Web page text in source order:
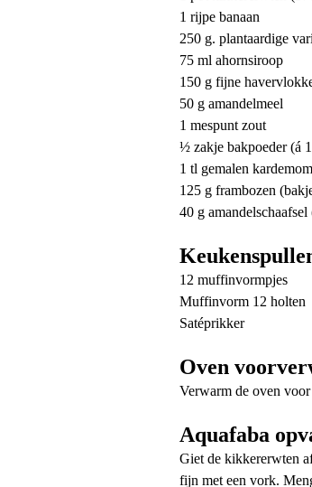
1 rijpe banaan
250 g. plantaardige
75 ml ahornsiroop
150 g fijne
50 g amandelmeel
1 mespunt zout
½ zakje bakpoeder (á
1 tl gemalen
125 g frambozen
40 g
12 muffinvormpjes
Muffinvorm 12 holten
Satéprikker
Oven
Verwarm de oven
Aquafaba
Giet de kikkererwten
fijn met een vork.